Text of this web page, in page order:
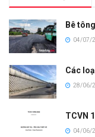
Bê
04/07/
Các
28/06/
TCVN
04/06/